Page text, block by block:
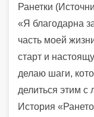
Ранетки (
«Я благодарна
часть моей
старт и
делаю шаги,
делиться этим
История